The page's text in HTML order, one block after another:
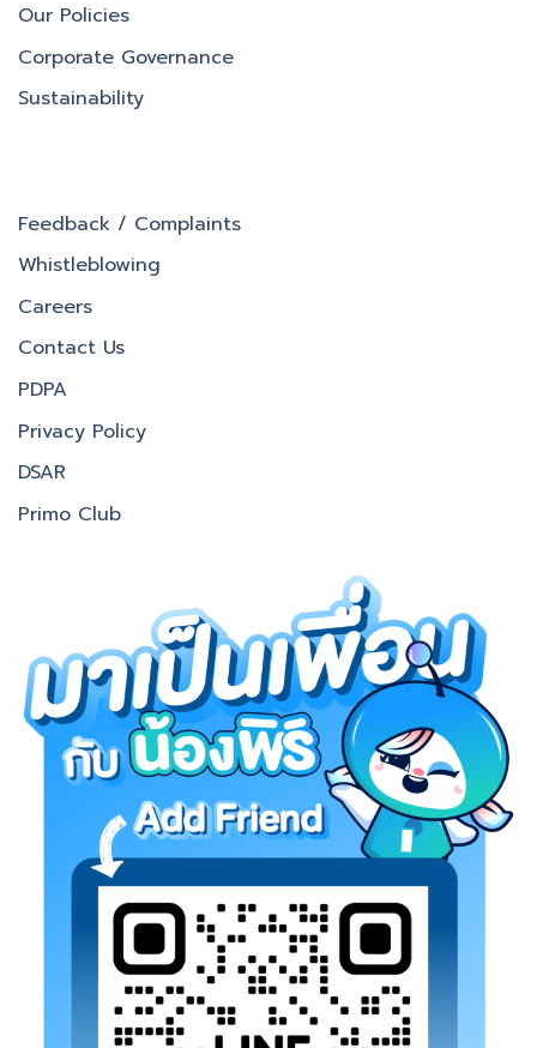
Our Policies
Corporate Governance
Sustainability
Feedback / Complaints
Whistleblowing
Careers
Contact Us
PDPA
Privacy Policy
DSAR
Primo Club